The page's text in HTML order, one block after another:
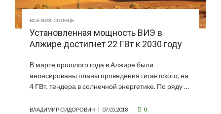
ВСЕ ВИЭ СОЛНЦЕ
Установленная мощность ВИЭ в
Алжире достигнет 22 ГВт к 2030 году
В марте прошлого года в Алжире были
анонсированы планы проведения гигантского, на
4 ГВт, тендера в солнечной энергетике. По ряду …
ВЛАДИМИР СИДОРОВИЧ 07.05.2018 0